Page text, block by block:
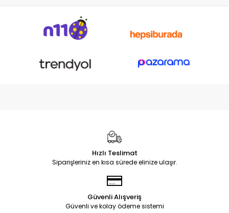
Hızlı Teslimat
Siparişleriniz en kısa sürede elinize ulaşır.
Güvenli Alışveriş
Güvenli ve kolay ödeme sistemi